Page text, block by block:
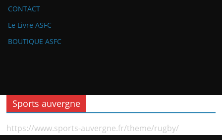
CONTACT
Le Livre ASFC
BOUTIQUE ASFC
Sports auvergne
https://www.sports-auvergne.fr/theme/rugby/